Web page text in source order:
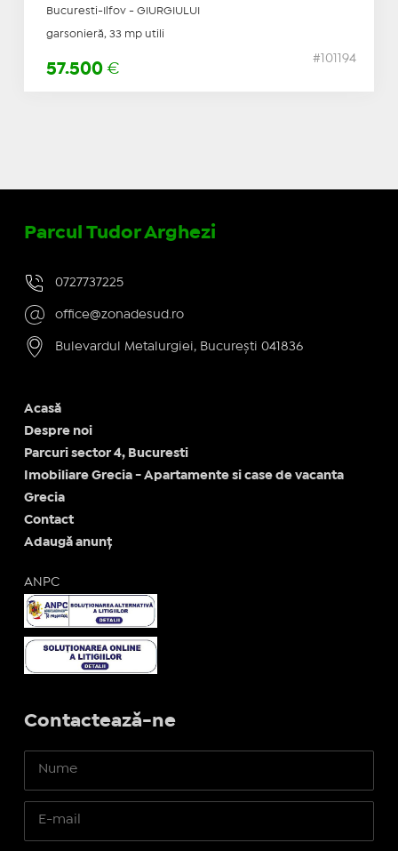
Bucuresti-Ilfov - GIURGIULUI
garsonieră, 33 mp utili
57.500 €
#101194
Parcul Tudor Arghezi
0727737225
office@zonadesud.ro
Bulevardul Metalurgiei, București 041836
Acasă
Despre noi
Parcuri sector 4, Bucuresti
Imobiliare Grecia - Apartamente si case de vacanta
Grecia
Contact
Adaugă anunț
ANPC
Contactează-ne